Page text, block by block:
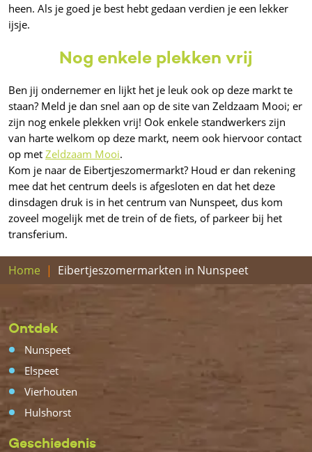
heen. Als je goed je best hebt gedaan verdien je een lekker
ijsje.
Nog enkele plekken vrij
Ben jij ondernemer en lijkt het je leuk ook op deze markt te
staan? Meld je dan snel aan op de site van Zeldzaam Mooi; er
zijn nog enkele plekken vrij! Ook enkele standwerkers zijn
van harte welkom op deze markt, neem ook hiervoor contact
op met Zeldzaam Mooi.
Kom je naar de Eibertjeszomermarkt? Houd er dan rekening
mee dat het centrum deels is afgesloten en dat het deze
dinsdagen druk is in het centrum van Nunspeet, dus kom
zoveel mogelijk met de trein of de fiets, of parkeer bij het
transferium.
Home Eibertjeszomermarkten in Nunspeet
Ontdek
Nunspeet
Elspeet
Vierhouten
Hulshorst
Geschiedenis